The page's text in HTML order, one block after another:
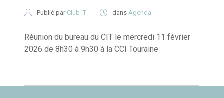
Publié par Club IT dans Agenda
Réunion du bureau du CIT le mercredi 11 février
2026 de 8h30 à 9h30 à la CCI Touraine